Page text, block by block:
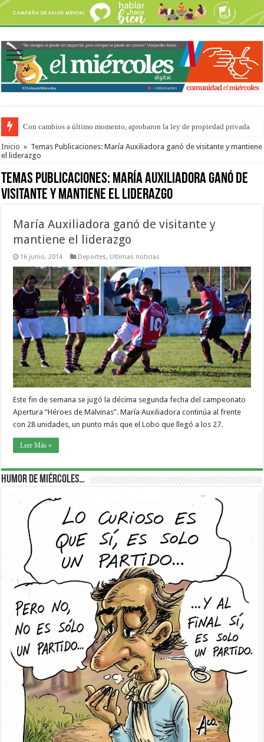
Con cambios a último momento, aprobaron la ley de propiedad privada
Inicio » Temas Publicaciones: María Auxiliadora ganó de visitante y mantiene
el liderazgo
Temas Publicaciones: María Auxiliadora ganó de
visitante y mantiene el liderazgo
María Auxiliadora ganó de visitante y
mantiene el liderazgo
16 junio, 2014 Deportes, Ultimas noticias
Este fin de semana se jugó la décima segunda fecha del campeonato
Apertura “Héroes de Malvinas”. María Auxiliadora continúa al frente
con 28 unidades, un punto más que el Lobo que llegó a los 27.
Leer Más »
Humor de Miércoles…